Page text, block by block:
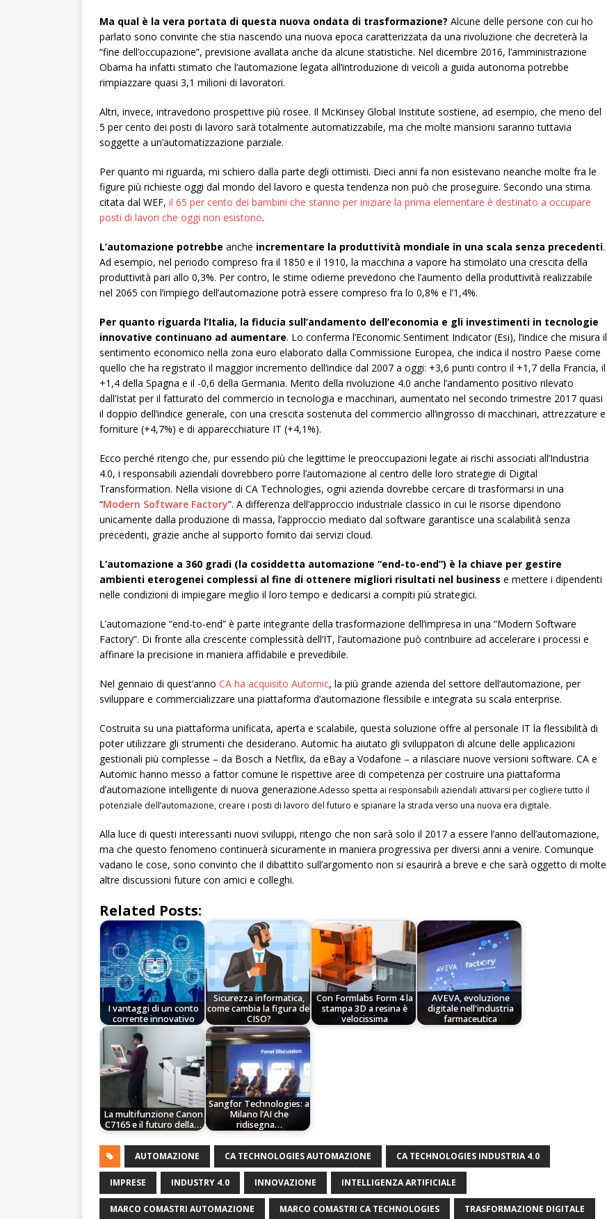
Ma qual è la vera portata di questa nuova ondata di trasformazione? Alcune delle persone con cui ho
parlato sono convinte che stia nascendo una nuova epoca caratterizzata da una rivoluzione che decreterà la
“fine dell’occupazione”, previsione avallata anche da alcune statistiche. Nel dicembre 2016, l’amministrazione
Obama ha infatti stimato che l’automazione legata all’introduzione di veicoli a guida autonoma potrebbe
rimpiazzare quasi 3,1 milioni di lavoratori.
Altri, invece, intravedono prospettive più rosee. Il McKinsey Global Institute sostiene, ad esempio, che meno del
5 per cento dei posti di lavoro sarà totalmente automatizzabile, ma che molte mansioni saranno tuttavia
soggette a un’automatizzazione parziale.
Per quanto mi riguarda, mi schiero dalla parte degli ottimisti. Dieci anni fa non esistevano neanche molte fra le
figure più richieste oggi dal mondo del lavoro e questa tendenza non può che proseguire. Secondo una stima
citata dal WEF, il 65 per cento dei bambini che stanno per iniziare la prima elementare è destinato a occupare
posti di lavori che oggi non esistono.
L’automazione potrebbe anche incrementare la produttività mondiale in una scala senza precedenti.
Ad esempio, nel periodo compreso fra il 1850 e il 1910, la macchina a vapore ha stimolato una crescita della
produttività pari allo 0,3%. Per contro, le stime odierne prevedono che l’aumento della produttività realizzabile
nel 2065 con l’impiego dell’automazione potrà essere compreso fra lo 0,8% e l’1,4%.
Per quanto riguarda l’Italia, la fiducia sull’andamento dell’economia e gli investimenti in tecnologie
innovative continuano ad aumentare. Lo conferma l’Economic Sentiment Indicator (Esi), l’indice che misura il
sentimento economico nella zona euro elaborato dalla Commissione Europea, che indica il nostro Paese come
quello che ha registrato il maggior incremento dell’indice dal 2007 a oggi: +3,6 punti contro il +1,7 della Francia, il
+1,4 della Spagna e il -0,6 della Germania. Merito della rivoluzione 4.0 anche l’andamento positivo rilevato
dall’Istat per il fatturato del commercio in tecnologia e macchinari, aumentato nel secondo trimestre 2017 quasi
il doppio dell’indice generale, con una crescita sostenuta del commercio all’ingrosso di macchinari, attrezzature e
forniture (+4,7%) e di apparecchiature IT (+4,1%).
Ecco perché ritengo che, pur essendo più che legittime le preoccupazioni legate ai rischi associati all’Industria
4.0, i responsabili aziendali dovrebbero porre l’automazione al centro delle loro strategie di Digital
Transformation. Nella visione di CA Technologies, ogni azienda dovrebbe cercare di trasformarsi in una
“Modern Software Factory”. A differenza dell’approccio industriale classico in cui le risorse dipendono
unicamente dalla produzione di massa, l’approccio mediato dal software garantisce una scalabilità senza
precedenti, grazie anche al supporto fornito dai servizi cloud.
L’automazione a 360 gradi (la cosiddetta automazione “end-to-end”) è la chiave per gestire
ambienti eterogenei complessi al fine di ottenere migliori risultati nel business e mettere i dipendenti
nelle condizioni di impiegare meglio il loro tempo e dedicarsi a compiti più strategici.
L’automazione “end-to-end” è parte integrante della trasformazione dell’impresa in una “Modern Software
Factory”. Di fronte alla crescente complessità dell’IT, l’automazione può contribuire ad accelerare i processi e
affinare la precisione in maniera affidabile e prevedibile.
Nel gennaio di quest’anno CA ha acquisito Automic, la più grande azienda del settore dell’automazione, per
sviluppare e commercializzare una piattaforma d’automazione flessibile e integrata su scala enterprise.
Costruita su una piattaforma unificata, aperta e scalabile, questa soluzione offre al personale IT la flessibilità di
poter utilizzare gli strumenti che desiderano. Automic ha aiutato gli sviluppatori di alcune delle applicazioni
gestionali più complesse – da Bosch a Netflix, da eBay a Vodafone – a rilasciare nuove versioni software. CA e
Automic hanno messo a fattor comune le rispettive aree di competenza per costruire una piattaforma
d’automazione intelligente di nuova generazione.Adesso spetta ai responsabili aziendali attivarsi per cogliere tutto il
potenziale dell’automazione, creare i posti di lavoro del futuro e spianare la strada verso una nuova era digitale.
Alla luce di questi interessanti nuovi sviluppi, ritengo che non sarà solo il 2017 a essere l’anno dell’automazione,
ma che questo fenomeno continuerà sicuramente in maniera progressiva per diversi anni a venire. Comunque
vadano le cose, sono convinto che il dibattito sull’argomento non si esaurirà a breve e che sarà oggetto di molte
altre discussioni future con amici e colleghi.
Related Posts:
I vantaggi di un conto
corrente innovativo
Sicurezza informatica,
come cambia la figura del
CISO?
Con Formlabs Form 4 la
stampa 3D a resina è
velocissima
AVEVA, evoluzione
digitale nell'industria
farmaceutica
La multifunzione Canon
C7165 e il futuro della…
Sangfor Technologies: a
Milano l’AI che
ridisegna…
AUTOMAZIONE CA TECHNOLOGIES AUTOMAZIONE CA TECHNOLOGIES INDUSTRIA 4.0
IMPRESE INDUSTRY 4.0 INNOVAZIONE INTELLIGENZA ARTIFICIALE
MARCO COMASTRI AUTOMAZIONE MARCO COMASTRI CA TECHNOLOGIES TRASFORMAZIONE DIGITALE